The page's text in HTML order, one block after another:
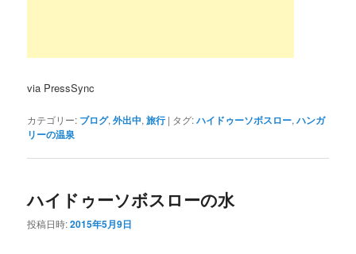
via PressSync
カテゴリー: ブログ,外出中,旅行 | タグ:ハイドゥーソボスロー,ハンガ
リーの温泉
ハイドゥーソボスローの水
投稿日時:2015年5月9日